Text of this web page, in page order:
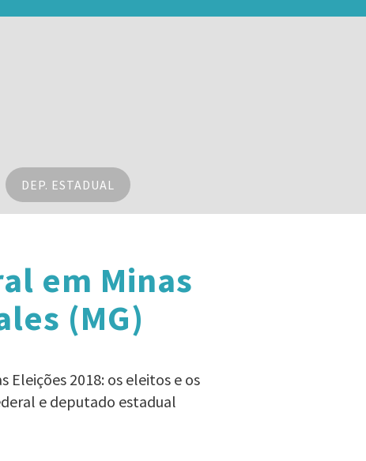
DEP. ESTADUAL
em Minas
(MG)
Eleições 2018: os eleitos e os
e deputado estadual